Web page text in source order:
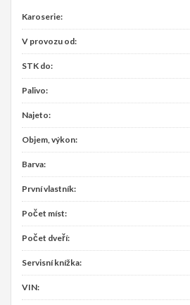
Karoserie:
V provozu od:
STK do:
Palivo:
Najeto:
Objem, výkon:
Barva:
První vlastník:
Počet míst:
Počet dveří:
Servisní knížka:
VIN: